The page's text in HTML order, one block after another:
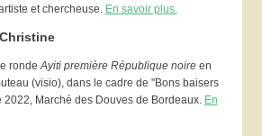
et chercheuse. En savoir plus.
rondeAyiti première République noire en
(visio), dans le cadre de "Bons baisers
2022, Marché des Douves de Bordeaux. En